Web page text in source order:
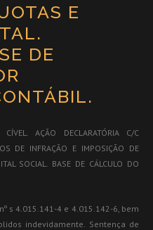
E
DE
CÍVEL. AÇÃO DECLARATÓRIA C/C
DE INFRAÇÃO E IMPOSIÇÃO DE
SOCIAL. BASE DE CÁLCULO DO
s 4.015.141-4 e 4.015.142-6, bem
indevidamente. Sentença de